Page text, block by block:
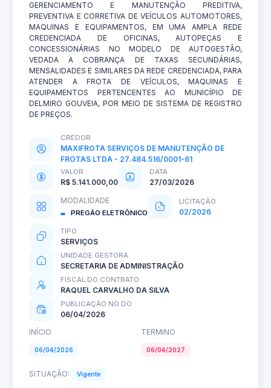
GERENCIAMENTO E MANUTENÇÃO PREDITIVA,
PREVENTIVA E CORRETIVA DE VEÍCULOS AUTOMOTORES,
MAQUINAS E EQUIPAMENTOS, EM UMA AMPLA REDE
CREDENCIADA DE OFICINAS, AUTOPEÇAS E
CONCESSIONÁRIAS NO MODELO DE AUTOGESTÃO,
VEDADA A COBRANÇA DE TAXAS SECUNDÁRIAS,
MENSALIDADES E SIMILARES DA REDE CREDENCIADA, PARA
ATENDER A FROTA DE VEÍCULOS, MAQUINAS E
EQUIPAMENTOS PERTENCENTES AO MUNICÍPIO DE
DELMIRO GOUVEIA, POR MEIO DE SISTEMA DE REGISTRO
DE PREÇOS.
CREDOR
MAXIFROTA SERVIÇOS DE MANUTENÇÃO DE
FROTAS LTDA - 27.484.516/0001-61
VALOR
R$ 5.141.000,00
DATA
27/03/2026
MODALIDADE
PREGÃO ELETRÔNICO
LICITAÇÃO
02/2026
TIPO
SERVIÇOS
UNIDADE GESTORA
SECRETARIA DE ADMINISTRAÇÃO
FISCAL DO CONTRATO
RAQUEL CARVALHO DA SILVA
PUBLICAÇÃO NO DO
06/04/2026
INÍCIO
TERMINO
06/04/2026 06/04/2027
SITUAÇÃO: Vigente